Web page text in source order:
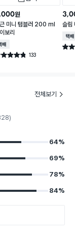
원
미니 텀블러 200 ml
보리
배배송
4.8점 133
건 작성
슬림
택배
별점
전체보기
64%
69%
78%
84%